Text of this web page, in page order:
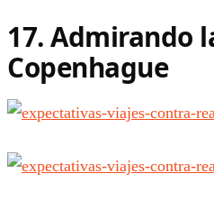
17. Admirando
Copenhague